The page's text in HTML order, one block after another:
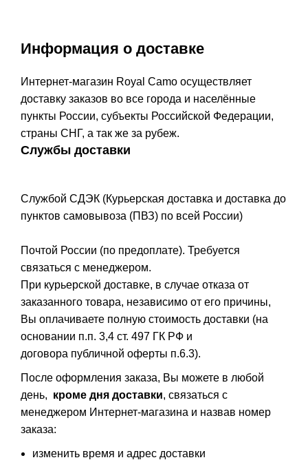
Информация о доставке
Интернет-магазин Royal Camo осуществляет
доставку заказов во все города и населённые
пункты России, субъекты Российской Федерации,
страны СНГ, а так же за рубеж.
Службы доставки
Службой СДЭК (Курьерская доставка и доставка до
пунктов самовывоза (ПВЗ) по всей России)
Почтой России (по предоплате). Требуется
связаться с менеджером.
При курьерской доставке, в случае отказа от
заказанного товара, независимо от его причины,
Вы оплачиваете полную стоимость доставки (на
основании п.п. 3,4 ст. 497 ГК РФ и
договора публичной оферты п.6.3).
После оформления заказа, Вы можете в любой
день, кроме дня доставки, связаться с
менеджером Интернет-магазина и назвав номер
заказа:
изменить время и адрес доставки